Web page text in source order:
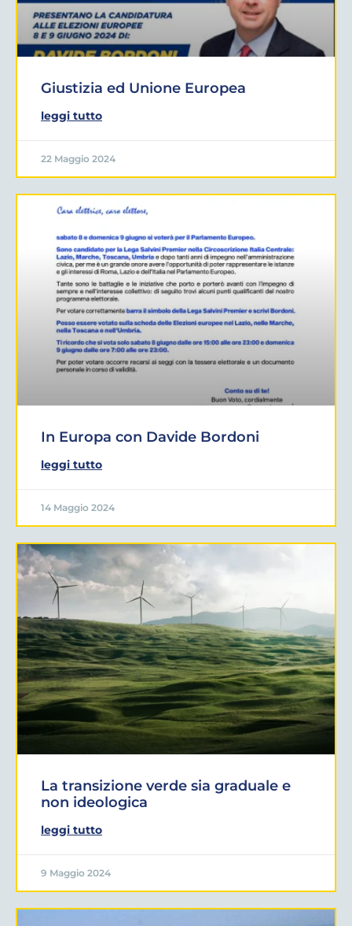
Giustizia ed Unione Europea
leggi tutto
22 Maggio 2024
In Europa con Davide Bordoni
leggi tutto
14 Maggio 2024
La transizione verde sia graduale e
non ideologica
leggi tutto
9 Maggio 2024